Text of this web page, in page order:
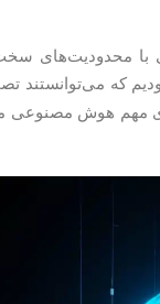
هوش مصنوعی با
که می‌توانستند
هوش مصنوعی مطرح